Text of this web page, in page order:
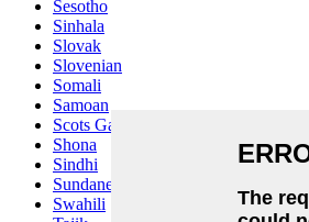
Sesotho
Sinhala
Slovak
Slovenian
Somali
Samoan
Scots Gaelic
Shona
Sindhi
Sundanese
Swahili